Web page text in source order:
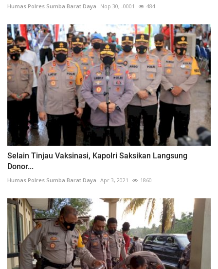
Humas Polres Sumba Barat Daya Nop 30, -0001 484
Selain Tinjau Vaksinasi, Kapolri Saksikan Langsung
Donor...
Humas Polres Sumba Barat Daya Apr 3, 2021 1860